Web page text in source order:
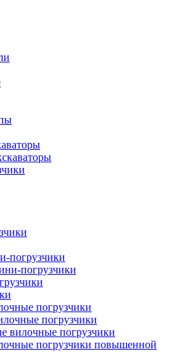
погрузчики
погрузчики
погрузчики
погрузчики
вилочные погрузчики
погрузчики повышенной